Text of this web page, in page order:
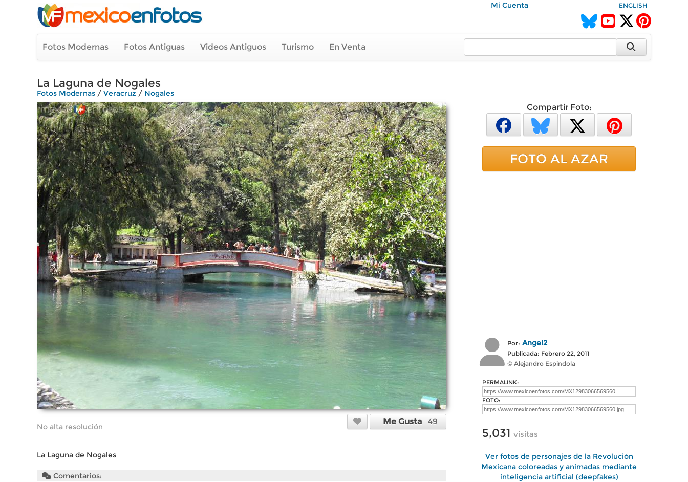
Mi Cuenta ENGLISH
Fotos Modernas Fotos Antiguas Videos Antiguos Turismo En Venta
La Laguna de Nogales
Fotos Modernas / Veracruz / Nogales
No alta resolución
Me Gusta 49
La Laguna de Nogales
Comentarios:
Compartir Foto:
FOTO AL AZAR
Por: Angel2
Publicada: Febrero 22, 2011
© Alejandro Espindola
PERMALINK:
FOTO:
5,031 visitas
Ver fotos de personajes de la Revolución
Mexicana coloreadas y animadas mediante
inteligencia artificial (deepfakes)